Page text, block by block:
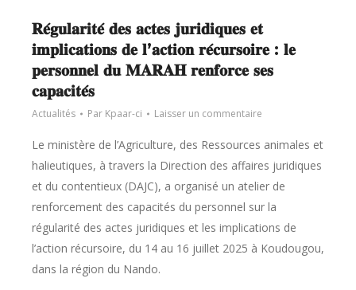
𝐑𝐞́𝐠𝐮𝐥𝐚𝐫𝐢𝐭𝐞́ 𝐝𝐞𝐬 𝐚𝐜𝐭𝐞𝐬 𝐣𝐮𝐫𝐢𝐝𝐢𝐪𝐮𝐞𝐬 𝐞𝐭
𝐢𝐦𝐩𝐥𝐢𝐜𝐚𝐭𝐢𝐨𝐧𝐬 𝐝𝐞 𝐥’𝐚𝐜𝐭𝐢𝐨𝐧 𝐫𝐞́𝐜𝐮𝐫𝐬𝐨𝐢𝐫𝐞 : 𝐥𝐞
𝐩𝐞𝐫𝐬𝐨𝐧𝐧𝐞𝐥 𝐝𝐮 𝐌𝐀𝐑𝐀𝐇 𝐫𝐞𝐧𝐟𝐨𝐫𝐜𝐞 𝐬𝐞𝐬
𝐜𝐚𝐩𝐚𝐜𝐢𝐭𝐞́𝐬
Actualités Par Kpaar-ci Laisser un commentaire
Le ministère de l’Agriculture, des Ressources animales et
halieutiques, à travers la Direction des affaires juridiques
et du contentieux (DAJC), a organisé un atelier de
renforcement des capacités du personnel sur la
régularité des actes juridiques et les implications de
l’action récursoire, du 14 au 16 juillet 2025 à Koudougou,
dans la région du Nando.